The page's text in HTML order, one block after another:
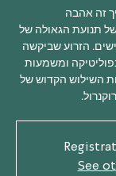
תנועת הגאולה של
הזרוע שביקשה
ומשמעות
השילוש הקדוש של
See